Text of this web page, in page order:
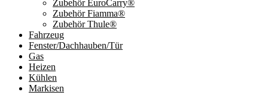
Zubehör EuroCarry®
Zubehör Fiamma®
Zubehör Thule®
Fahrzeug
Fenster/Dachhauben/Tür
Gas
Heizen
Kühlen
Markisen